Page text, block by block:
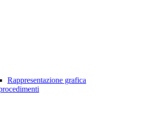
Rappresentazione grafica